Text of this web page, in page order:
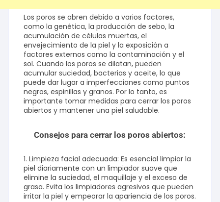
Los poros se abren debido a varios factores,
como la genética, la producción de sebo, la
acumulación de células muertas, el
envejecimiento de la piel y la exposición a
factores externos como la contaminación y el
sol. Cuando los poros se dilatan, pueden
acumular suciedad, bacterias y aceite, lo que
puede dar lugar a imperfecciones como puntos
negros, espinillas y granos. Por lo tanto, es
importante tomar medidas para cerrar los poros
abiertos y mantener una piel saludable.
Consejos para cerrar los poros abiertos:
1. Limpieza facial adecuada: Es esencial limpiar la
piel diariamente con un limpiador suave que
elimine la suciedad, el maquillaje y el exceso de
grasa. Evita los limpiadores agresivos que pueden
irritar la piel y empeorar la apariencia de los poros.